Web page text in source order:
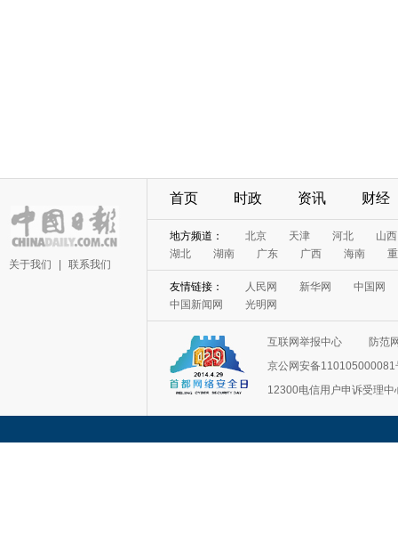
关于我们 联系我们
首页 时政 资讯 财经
地方频道： 北京 天津 河北
山西
湖北
湖南 广东 广西 海南
友情链接： 人民网 新华网
中国网
中国新闻网
光明网
互联网举报中心
防范
京公网安备110105000081
12300电信用户申诉受理中